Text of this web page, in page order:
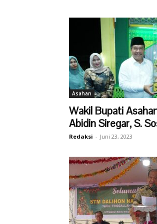
Asahan
Wakil Bupati
Abidin Siregar, S.
Redaksi - Juni 23, 2023